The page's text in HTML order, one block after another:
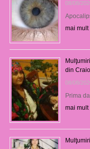
08/08/
mai mult
din
08/08/
Prima
mai mult